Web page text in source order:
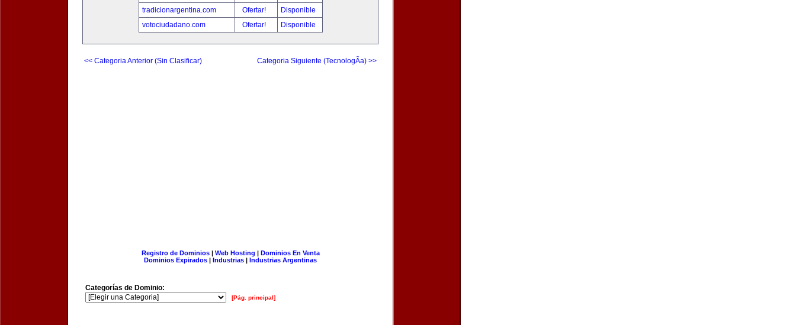
tradicionargentina.com
Ofertar!
Disponible
votociudadano.com
Ofertar! Disponible
<< Categoria Anterior (Sin Clasificar) Categoria Siguiente (TecnologÃ­a) >>
Registro de Dominios| Web Hosting | Dominios En Venta
Dominios Expirados | Industrias | Industrias Argentinas
Categorías de Dominio:
[Pág. principal]